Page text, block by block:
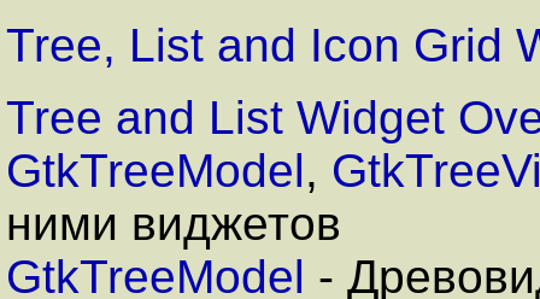
Tree, List and Icon Grid
Tree and List Widget
GtkTreeModel,
ними виджетов
GtkTreeModel -